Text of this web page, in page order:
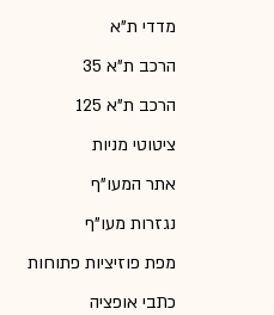
מדדי ת"א
הרכב ת"א 35
הרכב ת"א 125
ציטוטי מניות
אתר המעו"ף
נגזרות מעו"ף
מפת פוזיציות פתוחות
כתבי אופציה